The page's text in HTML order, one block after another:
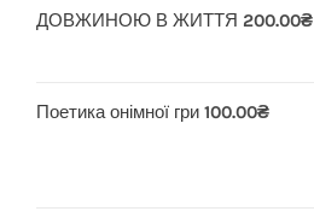
ДОВЖИНОЮ В ЖИТТЯ 200.00₴
Поетика онімної гри 100.00₴